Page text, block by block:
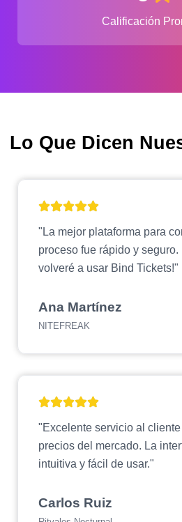
Calificación
Lo Que Dicen
"La mejor plataforma para
proceso fue rápido y seguro.
volveré a usar Bind Tickets!"
Ana Martínez
NITEFREAK
"Excelente servicio al
precios del mercado. La
intuitiva y fácil de usar."
Carlos Ruiz